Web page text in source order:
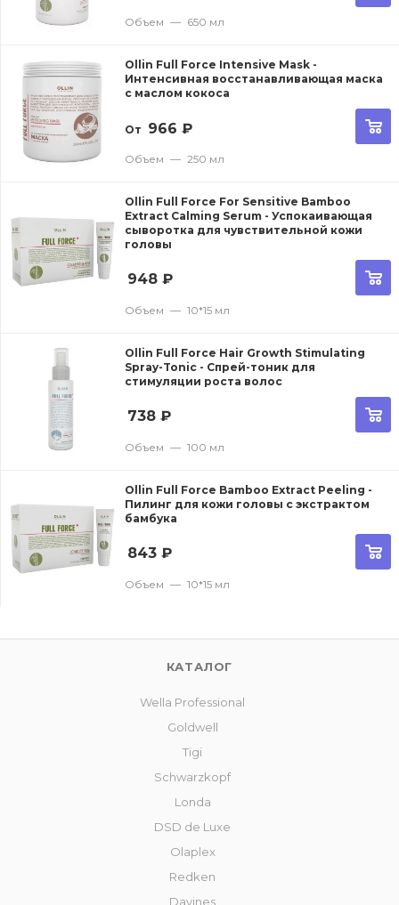
Объем — 650 мл
Ollin Full Force Intensive Mask -
Интенсивная восстанавливающая маска
с маслом кокоса
От 966 ₽
Объем — 250 мл
Ollin Full Force For Sensitive Bamboo
Extract Calming Serum - Успокаивающая
сыворотка для чувствительной кожи
головы
948 ₽
Объем — 10*15 мл
Ollin Full Force Hair Growth Stimulating
Spray-Tonic - Спрей-тоник для
стимуляции роста волос
738 ₽
Объем — 100 мл
Ollin Full Force Bamboo Extract Peeling -
Пилинг для кожи головы с экстрактом
бамбука
843 ₽
Объем — 10*15 мл
КАТАЛОГ
Wella Professional
Goldwell
Tigi
Schwarzkopf
Londa
DSD de Luxe
Olaplex
Redken
Davines